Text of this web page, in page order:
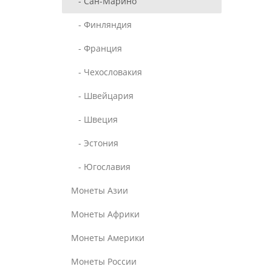
- Финляндия
- Франция
- Чехословакия
- Швейцария
- Швеция
- Эстония
- Югославия
Монеты Азии
Монеты Африки
Монеты Америки
Монеты России